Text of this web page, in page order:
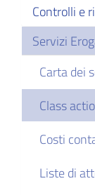
Controlli e
Servizi
Carta dei
Class
Costi
Liste di